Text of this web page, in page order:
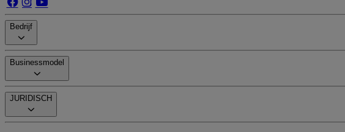
Bedrijf
Businessmodel
JURIDISCH